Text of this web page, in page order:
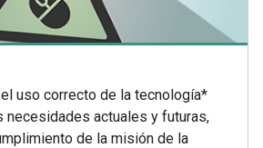
uso correcto de la tecnología*
necesidades actuales y futuras,
de la misión de la